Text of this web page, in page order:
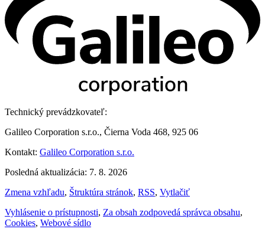
Technický prevádzkovateľ:
Galileo Corporation s.r.o., Čierna Voda 468, 925 06
Kontakt: Galileo Corporation s.r.o.
Posledná aktualizácia: 7. 8. 2026
Zmena vzhľadu, Štruktúra stránok, RSS, Vytlačiť
Vyhlásenie o prístupnosti, Za obsah zodpovedá správca obsahu,
Cookies, Webové sídlo